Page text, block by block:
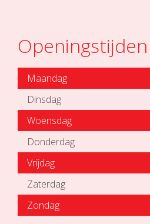
Openingstijden
Maandag
Dinsdag
Woensdag
Donderdag
Vrijdag
Zaterdag
Zondag